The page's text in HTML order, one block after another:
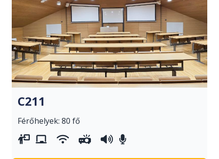
C211
Férőhelyek: 80 fő
vetítővászon
whiteboard
wifi projektorhangosítás